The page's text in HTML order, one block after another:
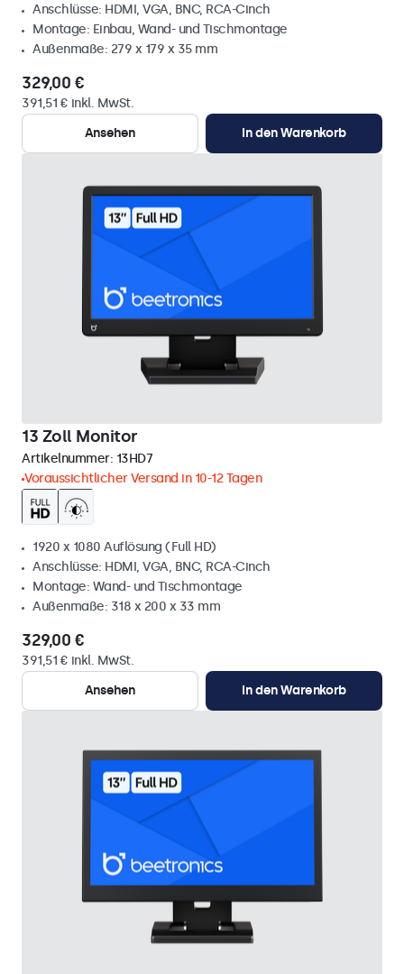
Anschlüsse: HDMI, VGA, BNC, RCA-Cinch
Montage: Einbau, Wand- und Tischmontage
Außenmaße: 279 x 179 x 35 mm
329,00 €
391,51 € inkl. MwSt.
Ansehen
In den Warenkorb
13 Zoll Monitor
Artikelnummer: 13HD7
Voraussichtlicher Versand in 10-12 Tagen
1920 x 1080 Auflösung (Full HD)
Anschlüsse: HDMI, VGA, BNC, RCA-Cinch
Montage: Wand- und Tischmontage
Außenmaße: 318 x 200 x 33 mm
329,00 €
391,51 € inkl. MwSt.
Ansehen
In den Warenkorb